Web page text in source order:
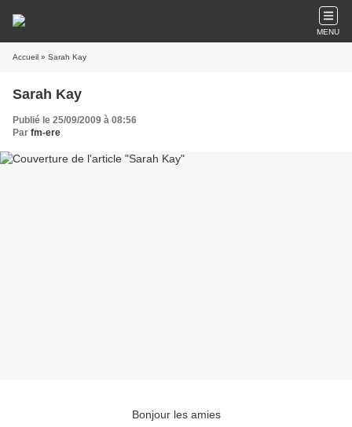
MENU
Accueil » Sarah Kay
Sarah Kay
Publié le 25/09/2009 à 08:56
Par fm-ere
Bonjour les amies